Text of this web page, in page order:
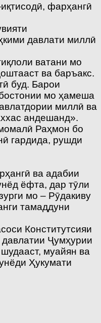
фарҳангӣ
давлати миллӣ
ватани мо
ва баръакс.
буд. Барои
мо ҳамеша
миллӣ ва
андешанд».
Раҳмон бо
гардида, рушди
ва адабии
ёфта, дар тӯли
мо – Рӯдакиву
тамаддуни
Конститутсияи
Ҷумҳурии
муайян ва
Ҳукумати